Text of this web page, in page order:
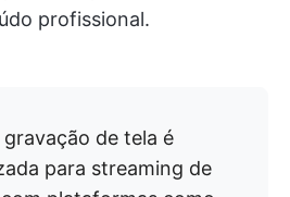
profissional.
gravação de tela é
para streaming de